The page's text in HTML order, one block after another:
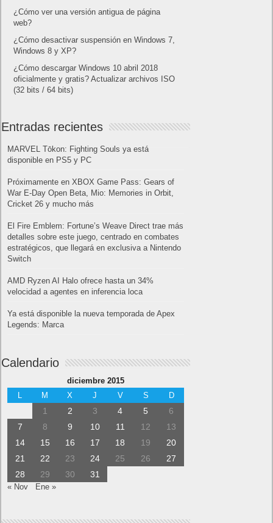
¿Cómo ver una versión antigua de página
web?
¿Cómo desactivar suspensión en Windows 7,
Windows 8 y XP?
¿Cómo descargar Windows 10 abril 2018
oficialmente y gratis? Actualizar archivos ISO
(32 bits / 64 bits)
Entradas recientes
MARVEL Tōkon: Fighting Souls ya está
disponible en PS5 y PC
Próximamente en XBOX Game Pass: Gears of
War E-Day Open Beta, Mio: Memories in Orbit,
Cricket 26 y mucho más
El Fire Emblem: Fortune’s Weave Direct trae más
detalles sobre este juego, centrado en combates
estratégicos, que llegará en exclusiva a Nintendo
Switch
AMD Ryzen AI Halo ofrece hasta un 34%
velocidad a agentes en inferencia loca
Ya está disponible la nueva temporada de Apex
Legends: Marca
Calendario
diciembre 2015
M X J V S D
1 2 3 4 5
6
7
8 9 10 11 12
13
14
15 16 17 18 19
20
21
22 23 24 25 26
27
28
29 30 31
« Nov Ene »